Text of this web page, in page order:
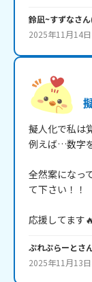
鈴凪~すずなさん
2025年11月14日
擬人化で私は
例えば…数字
全然案になっ
て下さい！！
応援してます
ぷれぷらーとさ
2025年11月13日